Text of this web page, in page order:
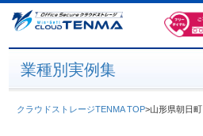
業種別実例集
クラウドストレージTENMA TOP>山形県朝日町